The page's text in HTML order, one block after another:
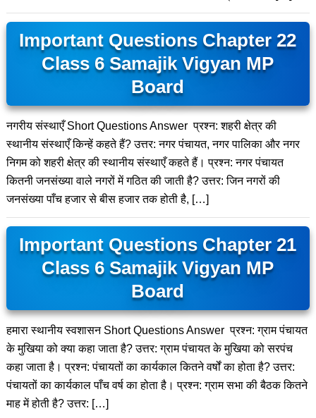
Important Questions Chapter 22
Class 6 Samajik Vigyan MP
Board
नगरीय संस्थाएँ Short Questions Answer प्रश्न: शहरी क्षेत्र की
स्थानीय संस्थाएँ किन्हें कहते हैं? उत्तर: नगर पंचायत, नगर पालिका और नगर
निगम को शहरी क्षेत्र की स्थानीय संस्थाएँ कहते हैं। प्रश्न: नगर पंचायत
कितनी जनसंख्या वाले नगरों में गठित की जाती है? उत्तर: जिन नगरों की
जनसंख्या पाँच हजार से बीस हजार तक होती है, […]
Important Questions Chapter 21
Class 6 Samajik Vigyan MP
Board
हमारा स्थानीय स्वशासन Short Questions Answer प्रश्न: ग्राम पंचायत
के मुखिया को क्या कहा जाता है? उत्तर: ग्राम पंचायत के मुखिया को सरपंच
कहा जाता है। प्रश्न: पंचायतों का कार्यकाल कितने वर्षों का होता है? उत्तर:
पंचायतों का कार्यकाल पाँच वर्ष का होता है। प्रश्न: ग्राम सभा की बैठक कितने
माह में होती है? उत्तर: […]